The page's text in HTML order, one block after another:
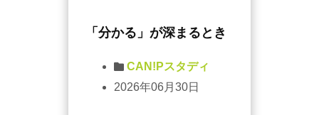
「分かる」が深まるとき
CAN!Pスタディ
2026年06月30日